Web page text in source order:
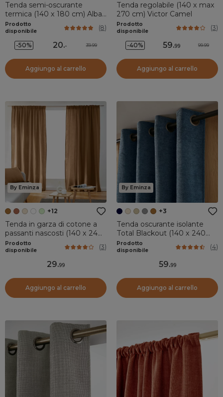
Tenda semi-oscurante
termica (140 x 180 cm) Alba
Bianco perla
Prodotto
disponibile
(8)
-50% 20.- 39.99
Aggiungo al carrello
Tenda regolabile (140 x max
270 cm) Victor Camel
Prodotto
disponibile
(3)
-40% 59.99 99.99
Aggiungo al carrello
By Eminza
+12
Tenda in garza di cotone a
passanti nascosti (140 x 240
cm) Gaïa Camel
Prodotto
disponibile
(3)
29.99
Aggiungo al carrello
By Eminza
+3
Tenda oscurante isolante
Total Blackout (140 x 240
cm) Magnus Blu notte
Prodotto
disponibile
(4)
59.99
Aggiungo al carrello